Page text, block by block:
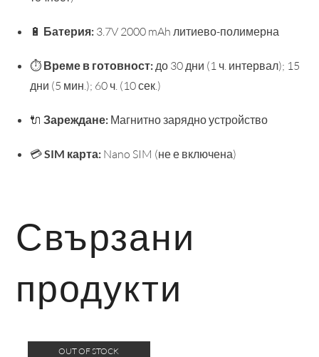
🔋 Батерия: 3.7V 2000 mAh литиево-полимерна
⏱️ Време в готовност: до 30 дни (1 ч. интервал); 15
дни (5 мин.); 60 ч. (10 сек.)
🔌Зареждане: Магнитно зарядно устройство
💳SIM карта: Nano SIM (не е включена)
Свързани
продукти
OUT OF STOCK